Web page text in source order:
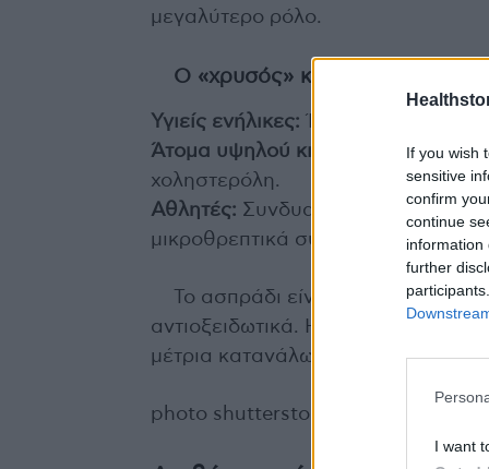
If you wish
sensitive
confirm
continue
information
further
I want
μεγαλύτερο ρόλο.
Ο «χρυσός» κανόνας: ισορροπία
Υγιείς ενήλικες:
Άτομα υψηλού κινδύνου:
χοληστερόλη.
Αθλητές: Συνδυασμός ολόκληρων
μικροθρεπτικά συστατικά.
Το ασπράδι είναι «καθαρή»
αντιοξειδωτικά. Η καλύτερη
μέτρια κατανάλωση, σημειώνει ο
photo shutterstock